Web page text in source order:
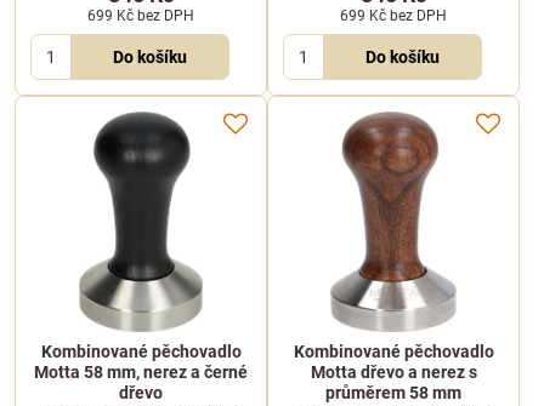
699 Kč bez DPH
Do košíku
699 Kč bez DPH
Do košíku
Kombinované pěchovadlo
Motta 58 mm, nerez a černé
dřevo
Kombinované pěchovadlo
Motta dřevo a nerez s
průměrem 58 mm